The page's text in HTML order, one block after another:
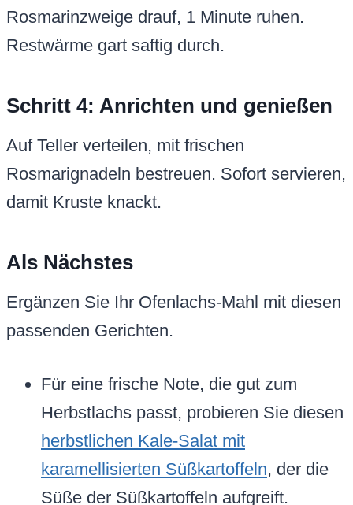
Rosmarinzweige drauf, 1 Minute ruhen.
Restwärme gart saftig durch.
Schritt 4: Anrichten und genießen
Auf Teller verteilen, mit frischen
Rosmarignadeln bestreuen. Sofort servieren,
damit Kruste knackt.
Als Nächstes
Ergänzen Sie Ihr Ofenlachs-Mahl mit diesen
passenden Gerichten.
Für eine frische Note, die gut zum
Herbstlachs passt, probieren Sie diesen
herbstlichen Kale-Salat mit
karamellisierten Süßkartoffeln, der die
Süße der Süßkartoffeln aufgreift.